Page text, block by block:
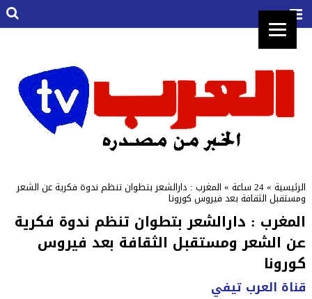
الرئيسية »24 ساعة »المغرب : دارالشعر بتطوان تنظم ندوة فكرية عن الشعر
ومستقبل الثقافة بعد فيروس كورونا
المغرب : دارالشعر بتطوان تنظم ندوة فكرية
عن الشعر ومستقبل الثقافة بعد فيروس
كورونا
قناة العرب تيفي